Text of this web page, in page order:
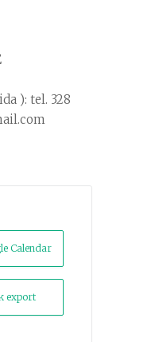
): tel. 328
Calendar
export